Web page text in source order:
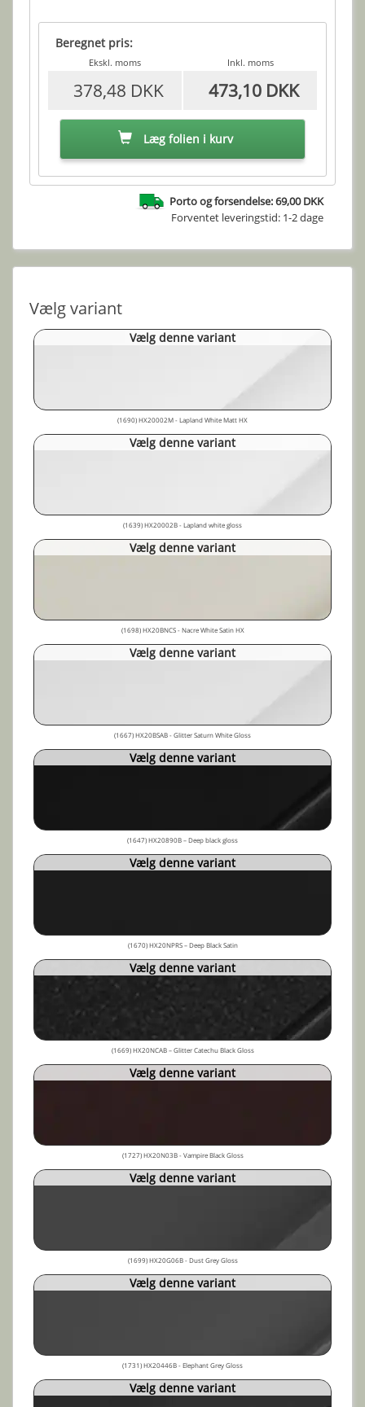
Beregnet pris:
Ekskl. moms Inkl. moms
378,48 DKK 473,10 DKK
Læg folien i kurv
Porto og forsendelse: 69,00 DKK
Forventet leveringstid: 1-2 dage
Vælg variant
Vælg denne variant
(1690) HX20002M - Lapland White Matt HX
Vælg denne variant
(1639) HX20002B - Lapland white gloss
Vælg denne variant
(1698) HX20BNCS - Nacre White Satin HX
Vælg denne variant
(1667) HX20BSAB - Glitter Saturn White Gloss
Vælg denne variant
(1647) HX20890B – Deep black gloss
Vælg denne variant
(1670) HX20NPRS – Deep Black Satin
Vælg denne variant
(1669) HX20NCAB – Glitter Catechu Black Gloss
Vælg denne variant
(1727) HX20N03B - Vampire Black Gloss
Vælg denne variant
(1699) HX20G06B - Dust Grey Gloss
Vælg denne variant
(1731) HX20446B - Elephant Grey Gloss
Vælg denne variant